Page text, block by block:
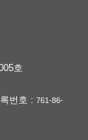
호
번호 : 761-86-